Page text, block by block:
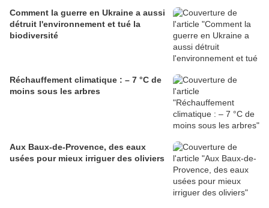
Comment la guerre en Ukraine a aussi
détruit l'environnement et tué la
biodiversité
Réchauffement climatique : – 7 °C de
moins sous les arbres
Aux Baux-de-Provence, des eaux
usées pour mieux irriguer des oliviers